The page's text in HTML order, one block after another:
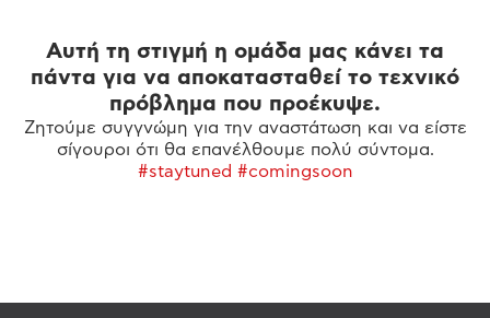
Αυτή τη στιγμή η ομάδα μας κάνει τα
πάντα για να αποκατασταθεί το τεχνικό
πρόβλημα που προέκυψε.
Ζητούμε συγγνώμη για την αναστάτωση και να είστε
σίγουροι ότι θα επανέλθουμε πολύ σύντομα.
#staytuned #comingsoon